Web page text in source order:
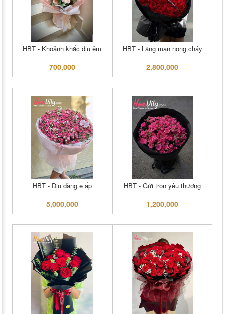
HBT - Khoảnh khắc dịu êm
700,000
HBT - Lãng mạn nồng cháy
2,800,000
HBT - Dịu dàng e ấp
5,000,000
HBT - Gửi trọn yêu thương
1,200,000